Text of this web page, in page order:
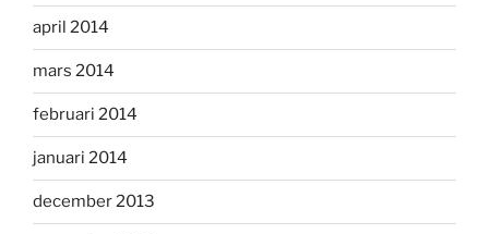
april 2014
mars 2014
februari 2014
januari 2014
december 2013